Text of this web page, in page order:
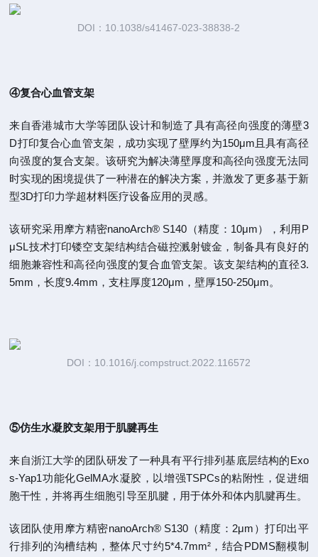
DOI：10.1038/s41467-023-38838-2
④复合心血管支架
来自香港城市大学等团队设计和制造了具有高径向强度的薄壁3
D打印复合心血管支架，成功实现了壁厚约为150μm且具有高径
向强度的复合支架。该研究为解决薄壁厚度和高径向强度无法同
时实现的困境提供了一种潜在的解决方案，并激发了更多基于新
型3D打印力学超材料医疗设备应用的灵感。
该研究采用摩方精密nanoArch® S140（精度：10μm），利用P
μSL技术打印镂空支架结构结合磁控溅射镀金，制备具有良好的
细胞兼容性和高径向强度的复合血管支架。该支架结构的直径3.
5mm，长度9.4mm，支柱厚度120μm，壁厚150-250μm。
DOI：10.1016/j.compstruct.2022.116572
⑤仿生水凝胶支架用于肌腱再生
来自浙江大学的团队研发了一种具有平行排列基底层结构的Exo
s-Yap1功能化GelMA水凝胶，以增强TSPCs的粘附性，促进细
胞干性，并将再生细胞引导至肌腱，用于体外和体内肌腱再生。
该团队使用摩方精密nanoArch® S130（精度：2μm）打印出平
行排列的沟槽结构，整体尺寸约5*4.7mm²，结合PDMS翻模制